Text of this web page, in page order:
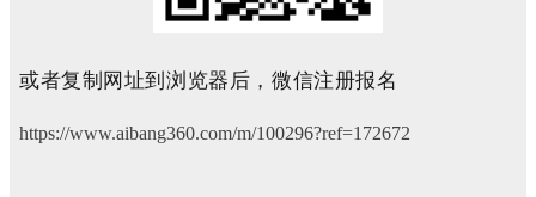
或者复制网址到浏览器后，微信注册报名
https://www.aibang360.com/m/100296?ref=172672